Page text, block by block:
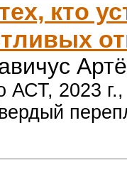
кто
АСТ, 2023